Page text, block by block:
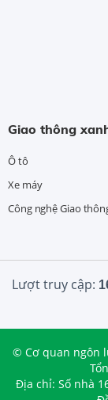
Giao thông
Ô tô
Xe máy
Công nghệ Giao
Lượt truy cập:
© Cơ quan ngôn
Địa chỉ: Số nhà